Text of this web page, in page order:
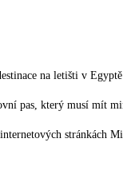
na letišti v
pas, který musí mít
stránkách